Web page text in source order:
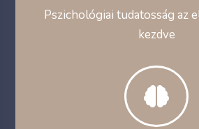
Pszichológiai tudatosság az
kezdve
